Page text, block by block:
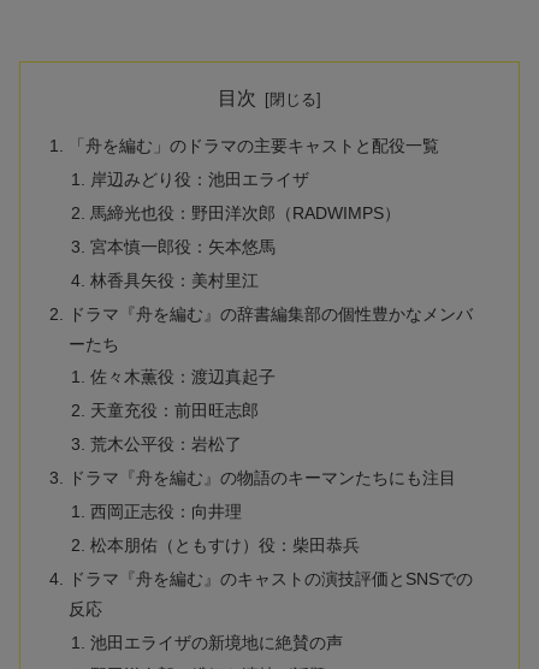
目次
「舟を編む」のドラマの主要キャストと配役一覧
岸辺みどり役：池田エライザ
馬締光也役：野田洋次郎（RADWIMPS）
宮本慎一郎役：矢本悠馬
林香具矢役：美村里江
ドラマ『舟を編む』の辞書編集部の個性豊かなメンバ
ーたち
佐々木薫役：渡辺真起子
天童充役：前田旺志郎
荒木公平役：岩松了
ドラマ『舟を編む』の物語のキーマンたちにも注目
西岡正志役：向井理
松本朋佑（ともすけ）役：柴田恭兵
ドラマ『舟を編む』のキャストの演技評価とSNSでの
反応
池田エライザの新境地に絶賛の声